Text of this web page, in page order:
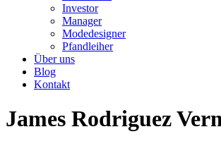
Investor
Manager
Modedesigner
Pfandleiher
Über uns
Blog
Kontakt
James Rodriguez